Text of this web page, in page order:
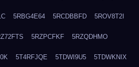
5RBG4E64 5RCDBBFD 5ROV8T2I
5RZPCFKF 5RZQDHMO
5T4RFJQE 5TDWI9U5 5TDWKNIX